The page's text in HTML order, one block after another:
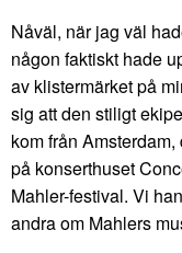
Nåväl, när jag väl
någon faktiskt hade
av klistermärket på
sig att den stiligt
kom från
på konserthuset
Mahler-festival. Vi
andra om Mahlers